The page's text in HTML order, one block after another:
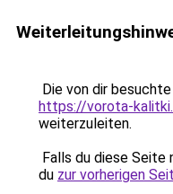
Die von dir
https://vorota-
weiterzuleiten.
Falls du diese
du zur vorherigen